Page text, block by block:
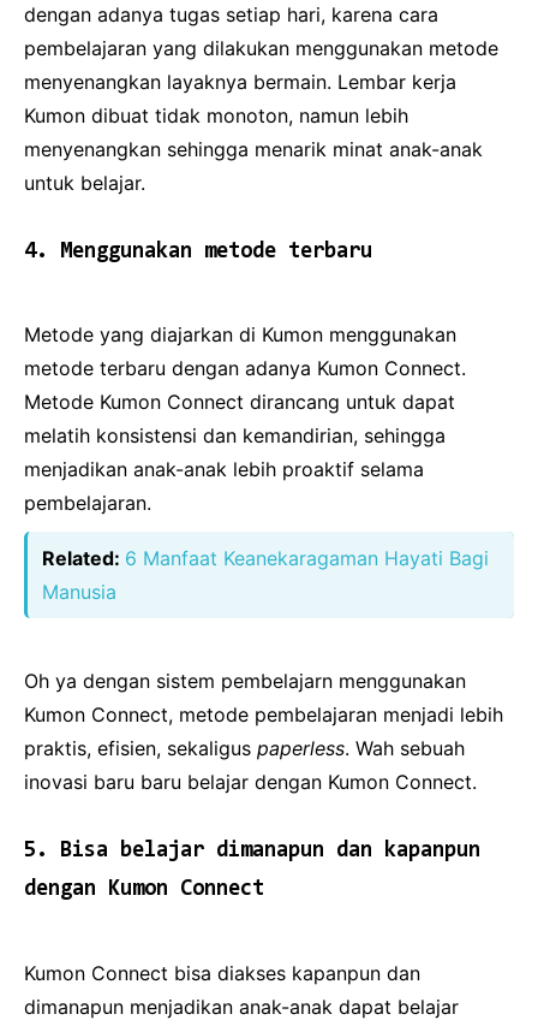
dengan adanya tugas setiap hari, karena cara
pembelajaran yang dilakukan menggunakan metode
menyenangkan layaknya bermain. Lembar kerja
Kumon dibuat tidak monoton, namun lebih
menyenangkan sehingga menarik minat anak-anak
untuk belajar.
4. Menggunakan metode terbaru
Metode yang diajarkan di Kumon menggunakan
metode terbaru dengan adanya Kumon Connect.
Metode Kumon Connect dirancang untuk dapat
melatih konsistensi dan kemandirian, sehingga
menjadikan anak-anak lebih proaktif selama
pembelajaran.
Related: 6 Manfaat Keanekaragaman Hayati Bagi
Manusia
Oh ya dengan sistem pembelajarn menggunakan
Kumon Connect, metode pembelajaran menjadi lebih
praktis, efisien, sekaligus paperless. Wah sebuah
inovasi baru baru belajar dengan Kumon Connect.
5. Bisa belajar dimanapun dan kapanpun
dengan Kumon Connect
Kumon Connect bisa diakses kapanpun dan
dimanapun menjadikan anak-anak dapat belajar